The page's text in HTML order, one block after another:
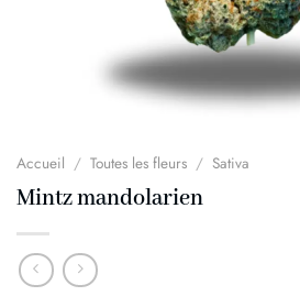
Accueil / Toutes les fleurs / Sativa
Mintz mandolarien